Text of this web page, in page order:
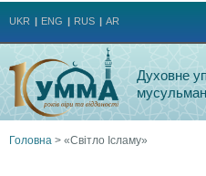
UKR ENG RUS AR
Духовне
Головна > «Світло Ісламу»